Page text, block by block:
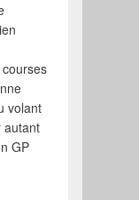
volant
autant
GP